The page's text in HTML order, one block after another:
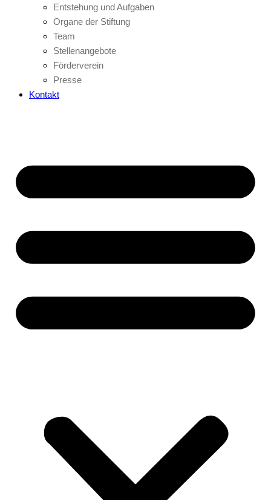
Entstehung und Aufgaben
Organe der Stiftung
Team
Stellenangebote
Förderverein
Presse
Kontakt